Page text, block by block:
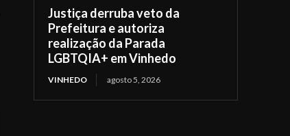
Justiça derruba veto da
Prefeitura e autoriza
realização da Parada
LGBTQIA+ em Vinhedo
VINHEDO agosto 5, 2026